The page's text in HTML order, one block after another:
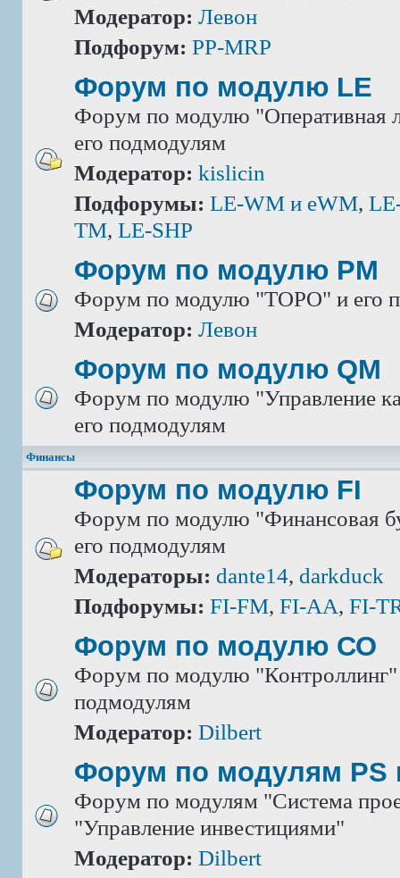
Модератор: Левон
Подфорум: PP-MRP
Форум по модулю LE
Форум по модулю "Оперативная
его подмодулям
Модератор: kislicin
Подфорумы: LE-WM и eWM,
TM, LE-SHP
Форум по модулю РМ
Форум по модулю "ТОРО" и его
Модератор: Левон
Форум по модулю QM
Форум по модулю "Управление
его подмодулям
Финансы
Форум по модулю FI
Форум по модулю "Финансовая
его подмодулям
Модераторы: dante14, darkduck
Подфорумы: FI-FM, FI-AA, FI-
Форум по модулю СО
Форум по модулю "Контроллинг"
подмодулям
Модератор: Dilbert
Форум по модулям PS
Форум по модулям "Система
"Управление инвестициями"
Модератор: Dilbert